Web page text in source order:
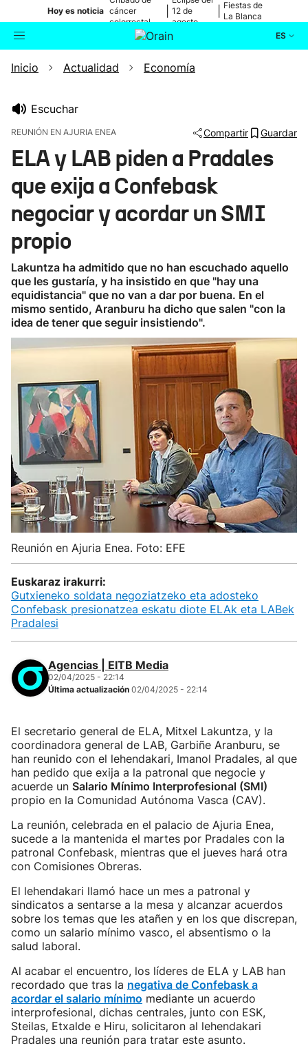
Hoy es noticia cáncer
colorrectal
12 de
agosto
Fiestas de
La Blanca
ES
Buscador Actualidad
Ikusmiran
Eguraldia
Inicio Actualidad Economía
Escuchar
REUNIÓN EN AJURIA ENEA Compartir Guardar
ELA y LAB piden a Pradales
que exija a Confebask
negociar y acordar un SMI
propio
Lakuntza ha admitido que no han escuchado aquello
que les gustaría, y ha insistido en que "hay una
equidistancia" que no van a dar por buena. En el
mismo sentido, Aranburu ha dicho que salen "con la
idea de tener que seguir insistiendo".
Reunión en Ajuria Enea. Foto: EFE
Euskaraz irakurri:
Gutxieneko soldata negoziatzeko eta adosteko
Confebask presionatzea eskatu diote ELAk eta LABek
Pradalesi
Agencias | EITB Media
02/04/2025 - 22:14
Última actualización 02/04/2025 - 22:14
El secretario general de ELA, Mitxel Lakuntza, y la
coordinadora general de LAB, Garbiñe Aranburu, se
han reunido con el lehendakari, Imanol Pradales, al que
han pedido que exija a la patronal que negocie y
acuerde un Salario Mínimo Interprofesional (SMI)
propio en la Comunidad Autónoma Vasca (CAV).
La reunión, celebrada en el palacio de Ajuria Enea,
sucede a la mantenida el martes por Pradales con la
patronal Confebask, mientras que el jueves hará otra
con Comisiones Obreras.
El lehendakari llamó hace un mes a patronal y
sindicatos a sentarse a la mesa y alcanzar acuerdos
sobre los temas que les atañen y en los que discrepan,
como un salario mínimo vasco, el absentismo o la
salud laboral.
Al acabar el encuentro, los líderes de ELA y LAB han
recordado que tras la negativa de Confebask a
acordar el salario mínimo mediante un acuerdo
interprofesional, dichas centrales, junto con ESK,
Steilas, Etxalde e Hiru, solicitaron al lehendakari
Pradales una reunión para tratar este asunto.